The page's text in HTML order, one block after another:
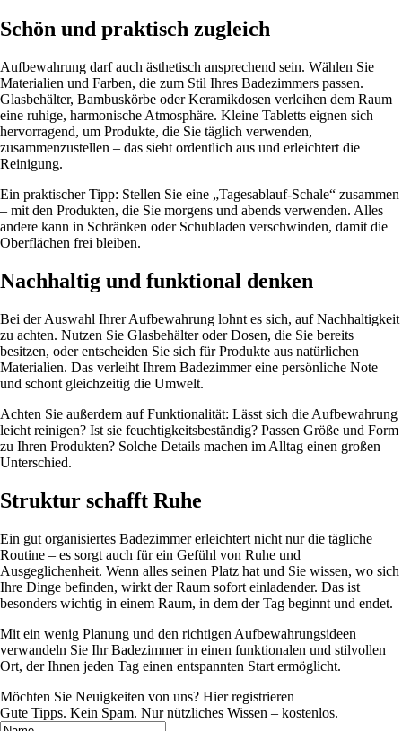
Schön und praktisch zugleich
Aufbewahrung darf auch ästhetisch ansprechend sein. Wählen Sie
Materialien und Farben, die zum Stil Ihres Badezimmers passen.
Glasbehälter, Bambuskörbe oder Keramikdosen verleihen dem Raum
eine ruhige, harmonische Atmosphäre. Kleine Tabletts eignen sich
hervorragend, um Produkte, die Sie täglich verwenden,
zusammenzustellen – das sieht ordentlich aus und erleichtert die
Reinigung.
Ein praktischer Tipp: Stellen Sie eine „Tagesablauf-Schale“ zusammen
– mit den Produkten, die Sie morgens und abends verwenden. Alles
andere kann in Schränken oder Schubladen verschwinden, damit die
Oberflächen frei bleiben.
Nachhaltig und funktional denken
Bei der Auswahl Ihrer Aufbewahrung lohnt es sich, auf Nachhaltigkeit
zu achten. Nutzen Sie Glasbehälter oder Dosen, die Sie bereits
besitzen, oder entscheiden Sie sich für Produkte aus natürlichen
Materialien. Das verleiht Ihrem Badezimmer eine persönliche Note
und schont gleichzeitig die Umwelt.
Achten Sie außerdem auf Funktionalität: Lässt sich die Aufbewahrung
leicht reinigen? Ist sie feuchtigkeitsbeständig? Passen Größe und Form
zu Ihren Produkten? Solche Details machen im Alltag einen großen
Unterschied.
Struktur schafft Ruhe
Ein gut organisiertes Badezimmer erleichtert nicht nur die tägliche
Routine – es sorgt auch für ein Gefühl von Ruhe und
Ausgeglichenheit. Wenn alles seinen Platz hat und Sie wissen, wo sich
Ihre Dinge befinden, wirkt der Raum sofort einladender. Das ist
besonders wichtig in einem Raum, in dem der Tag beginnt und endet.
Mit ein wenig Planung und den richtigen Aufbewahrungsideen
verwandeln Sie Ihr Badezimmer in einen funktionalen und stilvollen
Ort, der Ihnen jeden Tag einen entspannten Start ermöglicht.
Möchten Sie Neuigkeiten von uns? Hier registrieren
Gute Tipps. Kein Spam. Nur nützliches Wissen – kostenlos.